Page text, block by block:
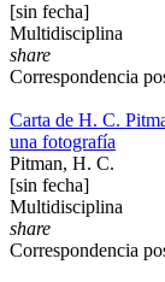
[sin fecha]
Multidisciplina
share
Correspondencia
Carta de H. C.
una fotografía
Pitman, H. C.
[sin fecha]
Multidisciplina
share
Correspondencia